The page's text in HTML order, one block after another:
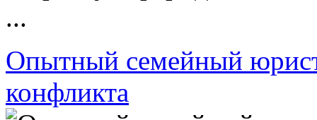
...
Опытный семейный
конфликта